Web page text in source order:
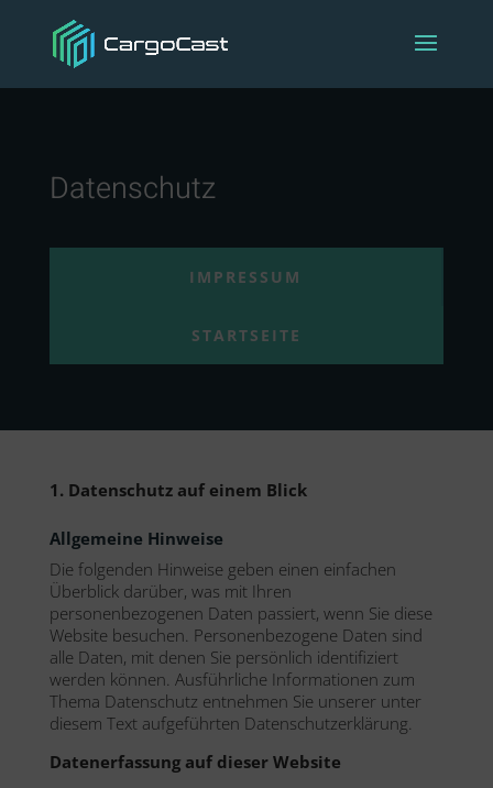
Datenschutz
IMPRESSUM
STARTSEITE
1. Datenschutz auf einem Blick
Allgemeine Hinweise
Die folgenden Hinweise geben einen einfachen
Überblick darüber, was mit Ihren
personenbezogenen Daten passiert, wenn Sie diese
Website besuchen. Personenbezogene Daten sind
alle Daten, mit denen Sie persönlich identifiziert
werden können. Ausführliche Informationen zum
Thema Datenschutz entnehmen Sie unserer unter
diesem Text aufgeführten Datenschutzerklärung.
Datenerfassung auf dieser Website